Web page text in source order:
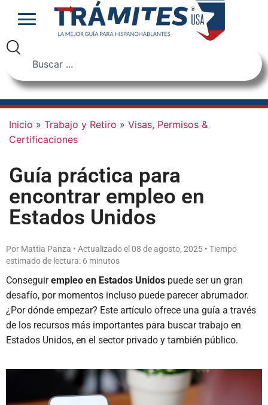
Inicio » Trabajo y Retiro » Visas, Permisos &
Certificaciones
Guía práctica para
encontrar empleo en
Estados Unidos
Por Mattia Panza • Actualizado el 08 de agosto, 2025 • Tiempo
estimado de lectura: 6 minutos
Conseguirempleo en Estados Unidos puede ser un gran
desafío, por momentos incluso puede parecer abrumador.
¿Por dónde empezar? Este artículo ofrece una guía a través
de los recursos más importantes para buscar trabajo en
Estados Unidos, en el sector privado y también público.